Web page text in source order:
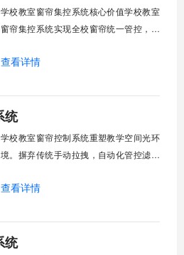
学校教室窗帘集控系统核心价值学校教室
窗帘集控系统实现全校窗帘统一管控，提
能化改造后，一键完成全校窗帘开合，节
生视力健康，营造舒适教学环境。节能减
排效果显著，延长窗帘使用寿命，降低学
查看详情
统
学校教室窗帘控制系统重塑教学空间光环
境。摒弃传统手动拉拽，自动化管控滤除
足，节能降耗。精准适配多媒体教学、考
能智慧校园生态升级。智能光感调节1. 动
态光照追踪实时捕捉室外照度参数。光照
查看详情
统